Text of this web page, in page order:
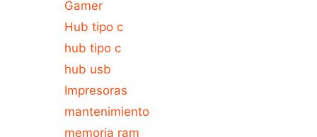
Gamer
Hub tipo c
hub tipo c
hub usb
Impresoras
mantenimiento
memoria ram